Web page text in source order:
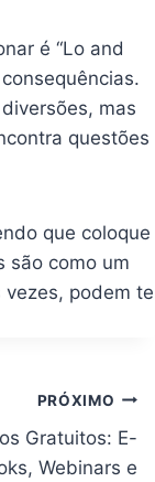
é “Lo and
mas
questões
que coloque
são como um
podem te
PRÓXIMO
Gratuitos: E-
Webinars e